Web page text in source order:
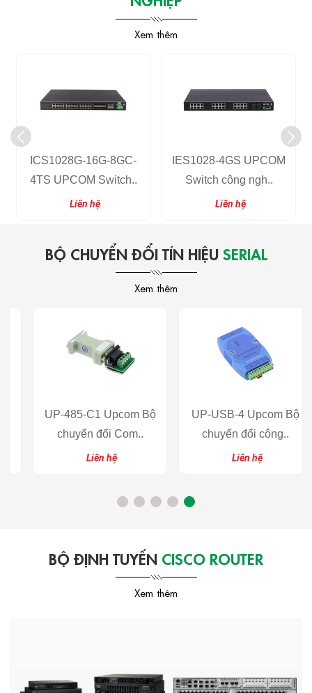
Xem thêm
ICS1028G-16G-8GC-
4TS UPCOM Switch..
Liên hệ
IES1028-4GS UPCOM
Switch công ngh..
Liên hệ
BỘ CHUYỂN ĐỔI TÍN HIỆU SERIAL
Xem thêm
UP-485-C1 Upcom Bộ
chuyển đổi Com..
Liên hệ
UP-USB-4 Upcom Bộ
chuyển đổi công..
Liên hệ
BỘ ĐỊNH TUYẾN CISCO ROUTER
Xem thêm